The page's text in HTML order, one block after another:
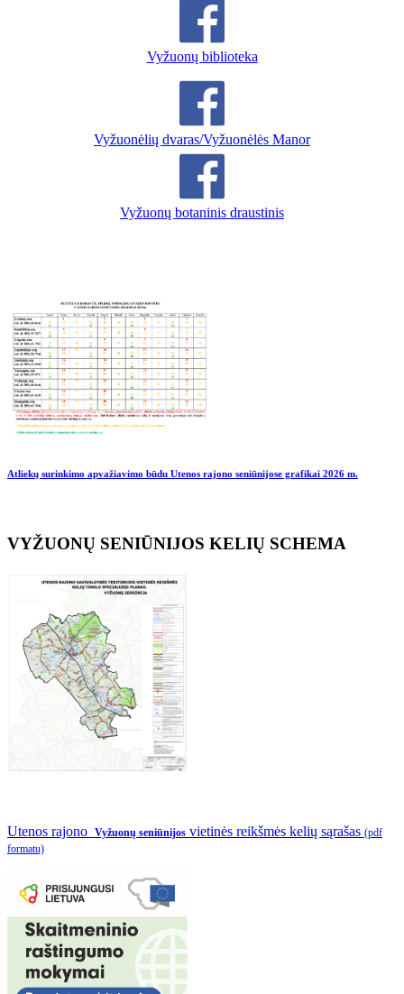
Vyžuonų biblioteka
Vyžuonėlių dvaras/Vyžuonėlės Manor
Vyžuonų botaninis draustinis
Atliekų surinkimo apvažiavimo būdu Utenos rajono seniūnijose grafikai 2026 m.
VYŽUONŲ SENIŪNIJOS KELIŲ SCHEMA
Utenos rajono Vyžuonų seniūnijos vietinės reikšmės kelių sąrašas (pdf
formatu)